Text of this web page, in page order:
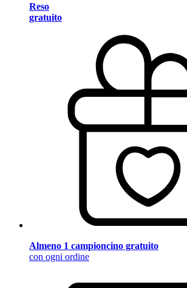
Reso
gratuito
Almeno 1 campioncino gratuito
con ogni ordine